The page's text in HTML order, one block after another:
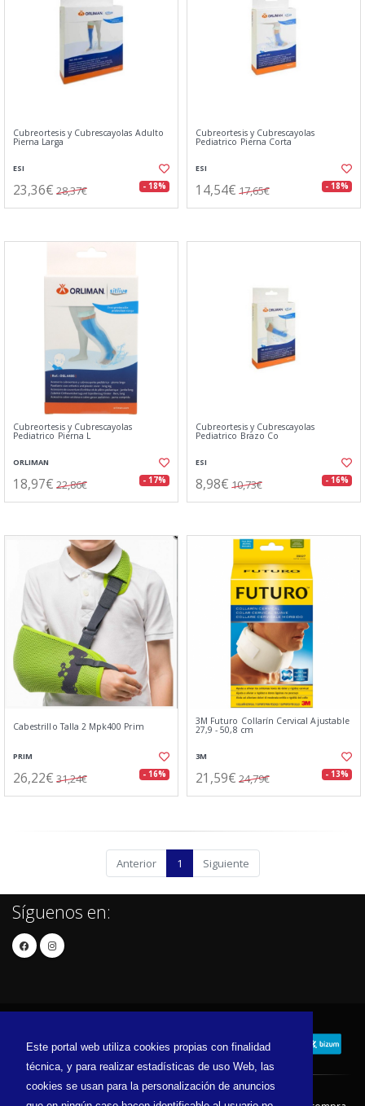
Este portal web utiliza cookies propias con finalidad
técnica, y para realizar estadísticas de uso Web, las
cookies se usan para la personalización de anuncios
Cubreortesis y Cubrescayolas Adulto
Pierna Larga
ESI
23,36€ 28,37€ - 18%
Cubreortesis y Cubrescayolas
Pediatrico Pierna Corta
ESI
14,54€ 17,65€ - 18%
Cubreortesis y Cubrescayolas
Pediatrico Pierna L
ORLIMAN
18,97€ 22,86€ - 17%
Cubreortesis y Cubrescayolas
Pediatrico Brazo Co
ESI
8,98€ 10,73€ - 16%
Cabestrillo Talla 2 Mpk400 Prim
PRIM
26,22€ 31,24€ - 16%
3M Futuro Collarín Cervical Ajustable
27,9 - 50,8 cm
3M
21,59€ 24,79€ - 13%
Anterior 1 Siguiente
Síguenos en: